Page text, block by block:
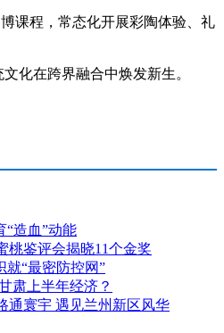
课程，常态化开展彩陶体验、礼
化在跨界融合中焕发新生。
“造血”动能
桃鉴评会揭晓11个金奖
就“最密防控网”
肃上半年经济？
通寰宇 遇见兰州新区风华